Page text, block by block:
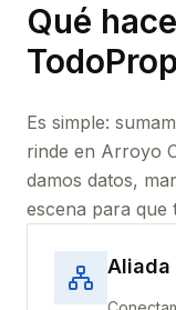
Qué
Es simple:
rinde en Arroyo
damos datos,
escena para que
Aliada